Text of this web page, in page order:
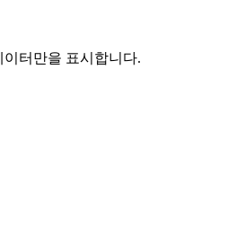
터만을 표시합니다.